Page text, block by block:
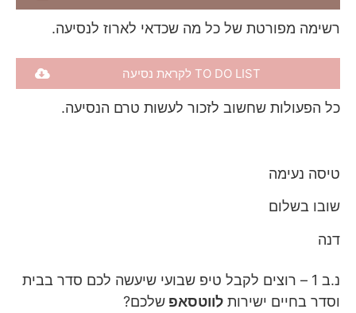
רשימה מפורטת של כל מה שכדאי לארוז לנסיעה.
TO DO LIST לקראת נסיעה
כל הפעולות שחשוב לזכור לעשות טרם הנסיעה.
טיסה נעימה
שובו בשלום
דנה
נ.ב 1 – רוצים לקבל טיפ שבועי שיעשה לכם סדר בבית
וסדר בחיים ישירות לווטסאפ שלכם?